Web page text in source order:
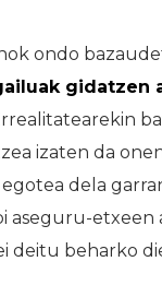
ondo
gidatzen
izaten da
dela
aseguru-
deitu beharko